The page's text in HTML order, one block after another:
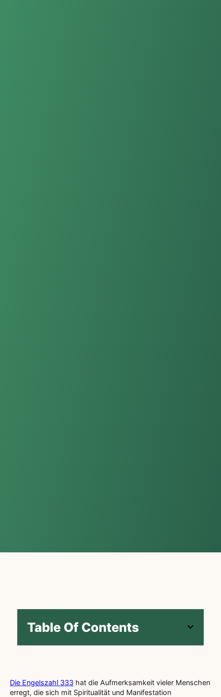
Table Of Contents
Die Engelszahl 333 hat die Aufmerksamkeit vieler Menschen
erregt, die sich mit Spiritualität und Manifestation